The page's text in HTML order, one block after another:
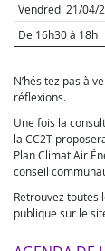
Vendredi 21/04/
De 16h30 à 18h
N’hésitez pas à
réflexions.
Une fois la
la CC2T
Plan Climat Air
conseil
Retrouvez toutes
publique sur le